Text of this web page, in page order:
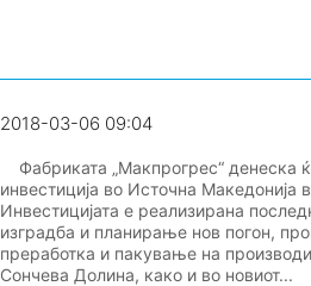
2018-03-06 09:04
Фабриката „Макпрогрес“ денеска
инвестиција во Источна
Инвестицијата е реализирана
изградба и планирање нов погон,
преработка и пакување на
Сончева Долина, како и во новиот...